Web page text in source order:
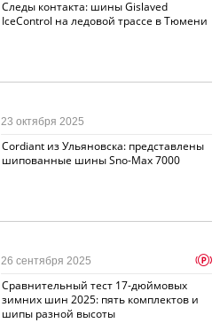
Следы контакта: шины Gislaved
IceControl на ледовой трассе в Тюмени
Cordiant из Ульяновска: представлены
шипованные шины Sno-Max 7000
23 октября 2025
Сравнительный тест 17-дюймовых
зимних шин 2025: пять комплектов и
шипы разной высоты
26 сентября 2025 p